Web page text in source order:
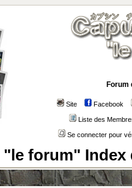
Forum
Site Facebook
Liste des
Se connecter pour
forum" Index